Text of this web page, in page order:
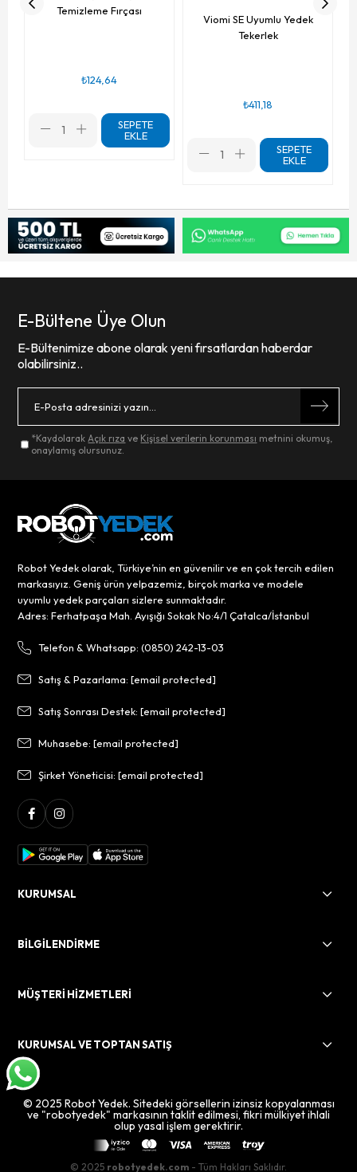
Temizleme Fırçası
₺124,64
SEPETE
EKLE
Viomi SE Uyumlu Yedek
Tekerlek
₺411,18
SEPETE
EKLE
E-Bültene Üye Olun
E-Bültenimize abone olarak yeni fırsatlardan haberdar
olabilirsiniz..
*KaydolarakAçık rıza ve Kişisel verilerin korunması metnini okumuş,
onaylamış olursunuz.
Robot Yedek olarak, Türkiye’nin en güvenilir ve en çok tercih edilen
markasıyız. Geniş ürün yelpazemiz, birçok marka ve modele
uyumlu yedek parçaları sizlere sunmaktadır.
Adres: Ferhatpaşa Mah. Ayışığı Sokak No:4/1 Çatalca/İstanbul
Telefon & Whatsapp: (0850) 242-13-03
Satış & Pazarlama:[email protected]
Satış Sonrası Destek:[email protected]
Muhasebe:[email protected]
Şirket Yöneticisi:[email protected]
KURUMSAL
BİLGİLENDİRME
MÜŞTERİ HİZMETLERİ
KURUMSAL VE TOPTAN SATIŞ
© 2025 Robot Yedek. Sitedeki görsellerin izinsiz kopyalanması
ve "robotyedek" markasının taklit edilmesi, fikri mülkiyet ihlali
olup yasal işlem gerektirir.
© 2025 robotyedek.com - Tüm Hakları Saklıdır.